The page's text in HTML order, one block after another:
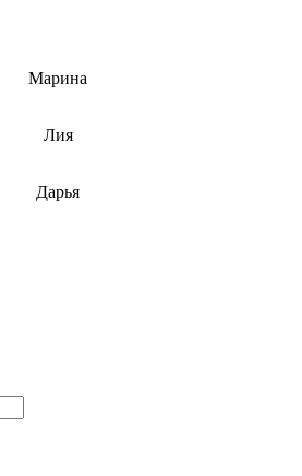
Марина
Лия
Дарья